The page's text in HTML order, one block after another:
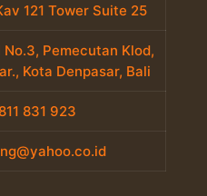
121 Tower Suite 25
No.3, Pemecutan Klod,
Kota Denpasar, Bali
831 923